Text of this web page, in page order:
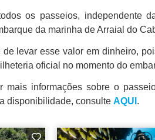
os passeios, independente
da marinha de Arraial do
de levar esse valor em dinheiro,
oficial no momento do
mais informações sobre o
disponibilidade, consulte AQUI .